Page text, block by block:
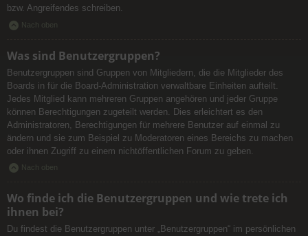
bzw. Angreifendes schreiben.
Nach oben
Was sind Benutzergruppen?
Benutzergruppen sind Gruppen von Mitgliedern, die die Mitglieder des
Boards in für die Board-Administration verwaltbare Einheiten aufteilt.
Jedes Mitglied kann mehreren Gruppen angehören und jeder Gruppe
können Berechtigungen zugeteilt werden. Dies erleichtert es den
Administratoren, Berechtigungen für mehrere Benutzer auf einmal zu
ändern und sie zum Beispiel zu Moderatoren eines Bereichs zu machen
oder ihnen Zugriff zu einem nichtöffentlichen Forum zu geben.
Nach oben
Wo finde ich die Benutzergruppen und wie trete ich
ihnen bei?
Du findest die Benutzergruppen unter „Benutzergruppen“ im persönlichen